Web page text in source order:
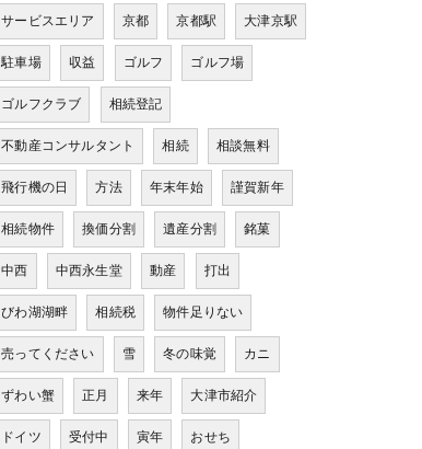
サービスエリア 京都 京都駅 大津京駅
駐車場 収益 ゴルフ ゴルフ場
ゴルフクラブ 相続登記
不動産コンサルタント 相続 相談無料
飛行機の日 方法 年末年始 謹賀新年
相続物件 換価分割 遺産分割 銘菓
中西 中西永生堂 動産 打出
びわ湖湖畔 相続税 物件足りない
売ってください 雪 冬の味覚 カニ
ずわい蟹 正月 来年 大津市紹介
ドイツ 受付中 寅年 おせち